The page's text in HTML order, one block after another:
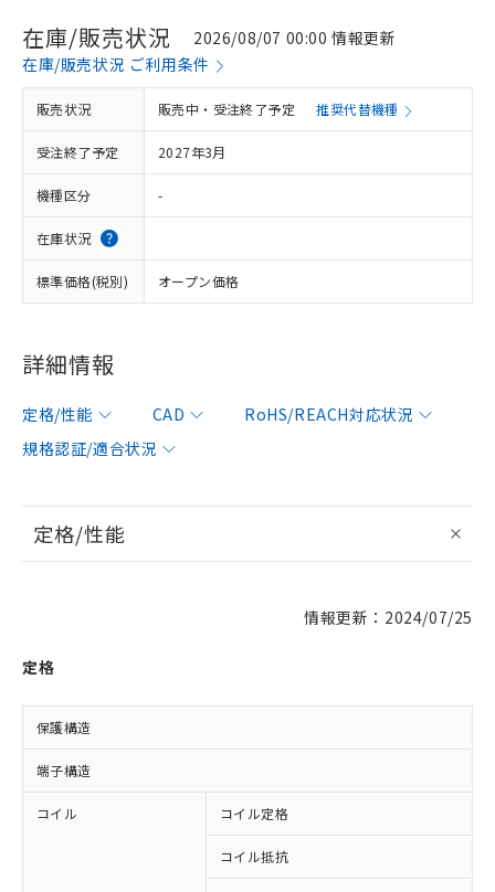
在庫/販売状況
2026/08/07 00:00 情報更新
在庫/販売状況 ご利用条件
販売状況 販売中・受注終了予定 推奨代替機種
受注終了予定 2027年3月
機種区分 -
在庫状況
標準価格(税別) オープン価格
詳細情報
定格/性能 CAD
RoHS/REACH対応状況
規格認証/適合状況
定格/性能
情報更新：2024/07/25
定格
保護構造
端子構造
コイル コイル定格
コイル抵抗